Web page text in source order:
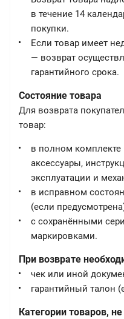
в течение 14
покупки.
Если товар имеет
— возврат
гарантийного срока.
Состояние товара
Для возврата
товар:
в полном комплекте
аксессуары,
эксплуатации и
в исправном
(если
с сохранёнными
маркировками.
При возврате
чек или иной
гарантийный талон
Категории товаров,